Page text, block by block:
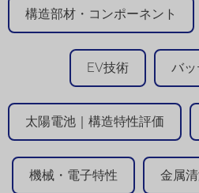
構造部材・コンポーネント
EV技術 バ
太陽電池｜構造特性評価
機械・電子特性 金属